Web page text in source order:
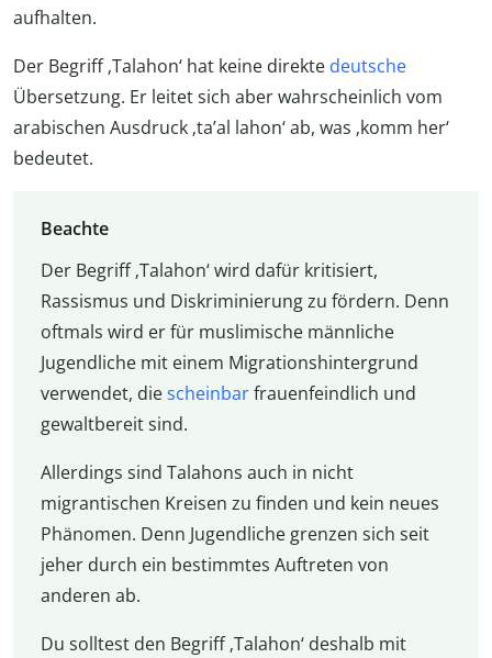
aufhalten.
Der Begriff ‚Talahon‘ hat keine direkte deutsche
Übersetzung. Er leitet sich aber wahrscheinlich vom
arabischen Ausdruck ‚ta’al lahon‘ ab, was ‚komm her‘
bedeutet.
Beachte
Der Begriff ‚Talahon‘ wird dafür kritisiert,
Rassismus und Diskriminierung zu fördern. Denn
oftmals wird er für muslimische männliche
Jugendliche mit einem Migrationshintergrund
verwendet, diescheinbarfrauenfeindlich und
gewaltbereit sind.
Allerdings sind Talahons auch in nicht
migrantischen Kreisen zu finden und kein neues
Phänomen. Denn Jugendliche grenzen sich seit
jeher durch ein bestimmtes Auftreten von
anderen ab.
Du solltest den Begriff ‚Talahon‘ deshalb mit